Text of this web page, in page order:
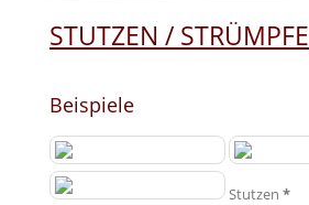
STUTZEN / STRÜMPFE
Beispiele
Stutzen *